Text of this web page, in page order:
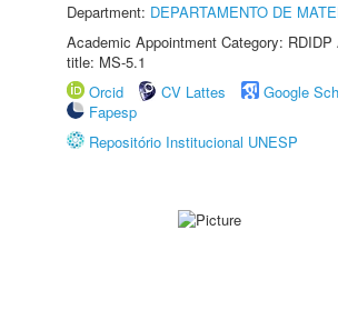
Department: DEPARTAMENTO DE
Academic Appointment Category: RDIDP
title: MS-5.1
Orcid
CV Lattes
Google
Fapesp
Repositório Institucional UNESP